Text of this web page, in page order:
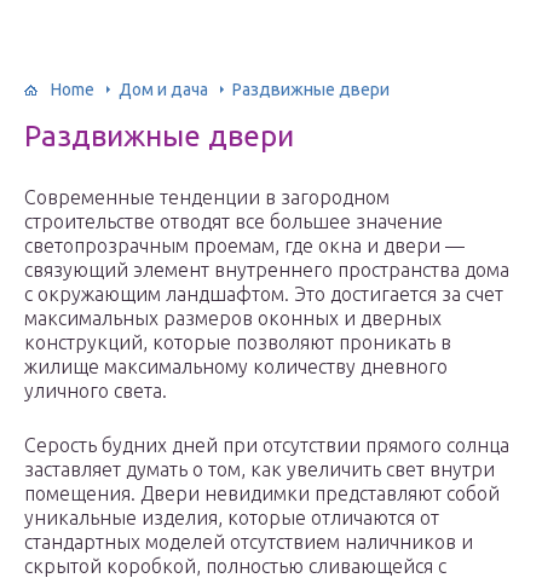
Home Дом и дача Раздвижные двери
Раздвижные двери
Современные тенденции в загородном
строительстве отводят все большее значение
светопрозрачным проемам, где окна и двери —
связующий элемент внутреннего пространства дома
с окружающим ландшафтом. Это достигается за счет
максимальных размеров оконных и дверных
конструкций, которые позволяют проникать в
жилище максимальному количеству дневного
уличного света.
Серость будних дней при отсутствии прямого солнца
заставляет думать о том, как увеличить свет внутри
помещения. Двери невидимки представляют собой
уникальные изделия, которые отличаются от
стандартных моделей отсутствием наличников и
скрытой коробкой, полностью сливающейся с